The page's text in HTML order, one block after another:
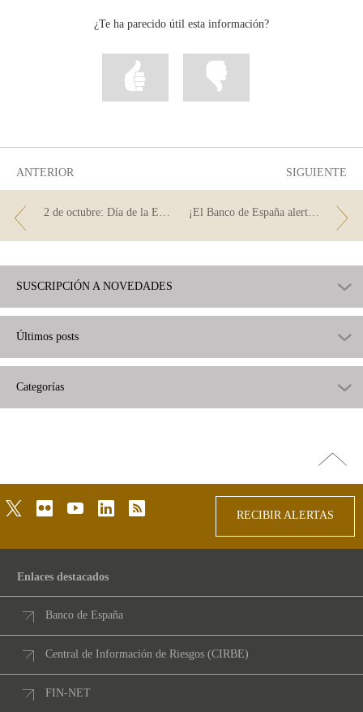
¿Te ha parecido útil esta información?
Marcar
información
ANTERIOR
2 de octubre: Día de la Educación Financiera
SIGUIENTE
¡El Banco de España alerta! Mejor léenos y no te alarmes
SUSCRIPCIÓN A NOVEDADES
Últimos posts
Categorías
arriba
twitterflickr youtubelinkedinrss
RECIBIR ALERTAS
Enlaces destacados
Banco de España
Central de Información de Riesgos (CIRBE)
FIN-NET